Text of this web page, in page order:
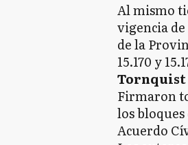
Al mismo
vigencia de
de la
15.170 y
Tornquist
Firmaron
los bloques
Acuerdo